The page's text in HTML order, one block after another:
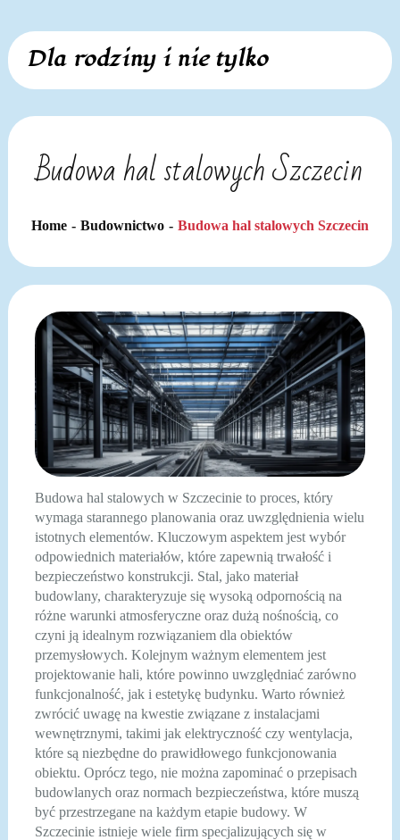
Skip
content
Dla rodziny i nie tylko
Budowa hal stalowych Szczecin
Home Budownictwo Budowa hal stalowych Szczecin
Budowa hal stalowych w Szczecinie to proces, który
wymaga starannego planowania oraz uwzględnienia wielu
istotnych elementów. Kluczowym aspektem jest wybór
odpowiednich materiałów, które zapewnią trwałość i
bezpieczeństwo konstrukcji. Stal, jako materiał
budowlany, charakteryzuje się wysoką odpornością na
różne warunki atmosferyczne oraz dużą nośnością, co
czyni ją idealnym rozwiązaniem dla obiektów
przemysłowych. Kolejnym ważnym elementem jest
projektowanie hali, które powinno uwzględniać zarówno
funkcjonalność, jak i estetykę budynku. Warto również
zwrócić uwagę na kwestie związane z instalacjami
wewnętrznymi, takimi jak elektryczność czy wentylacja,
które są niezbędne do prawidłowego funkcjonowania
obiektu. Oprócz tego, nie można zapominać o przepisach
budowlanych oraz normach bezpieczeństwa, które muszą
być przestrzegane na każdym etapie budowy. W
Szczecinie istnieje wiele firm specjalizujących się w